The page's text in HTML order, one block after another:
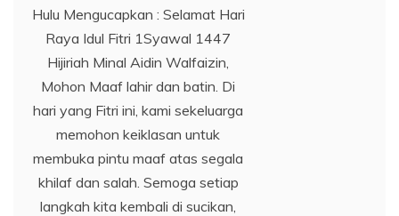
Hulu Mengucapkan : Selamat Hari
Raya Idul Fitri 1Syawal 1447
Hijiriah Minal Aidin Walfaizin,
Mohon Maaf lahir dan batin. Di
hari yang Fitri ini, kami sekeluarga
memohon keiklasan untuk
membuka pintu maaf atas segala
khilaf dan salah. Semoga setiap
langkah kita kembali di sucikan,